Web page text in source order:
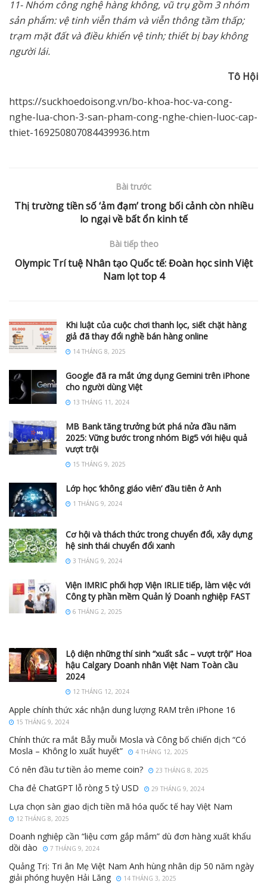
11- Nhóm công nghệhàng không, vũ trụgồm 3 nhóm
sản phẩm: vệtinh viễn thám và viễn thông tầm thấp;
trạm mặt đất và điều khiển vệtinh; thiết bịbay không
người lái.
Tô Hội
https://suckhoedoisong.vn/bo-khoa-hoc-va-cong-
nghe-lua-chon-3-san-pham-cong-nghe-chien-luoc-cap-
thiet-169250807084439936.htm
Bài trước
Thị trường tiền số ‘ảm đạm’ trong bối cảnh còn nhiều
lo ngại về bất ổn kinh tế
Bài tiếp theo
Olympic Trí tuệ Nhân tạo Quốc tế: Đoàn học sinh Việt
Nam lọt top 4
Khi luật của cuộc chơi thanh lọc, siết chặt hàng
giả đã thay đổi nghề bán hàng online
14 THÁNG 8, 2025
Google đã ra mắt ứng dụng Gemini trên iPhone
cho người dùng Việt
13 THÁNG 11, 2024
MB Bank tăng trưởng bứt phá nửa đầu năm
2025: Vững bước trong nhóm Big5 với hiệu quả
vượt trội
15 THÁNG 9, 2025
Lớp học ‘không giáo viên’ đầu tiên ở Anh
1 THÁNG 9, 2024
Cơ hội và thách thức trong chuyển đổi, xây dựng
hệ sinh thái chuyển đổi xanh
3 THÁNG 9, 2024
Viện IMRIC phối hợp Viện IRLIE tiếp, làm việc với
Công ty phần mềm Quản lý Doanh nghiệp FAST
6 THÁNG 2, 2025
Lộ diện những thí sinh “xuất sắc – vượt trội” Hoa
hậu Calgary Doanh nhân Việt Nam Toàn cầu
2024
12 THÁNG 12, 2024
Apple chính thức xác nhận dung lượng RAM trên iPhone 16
15 THÁNG 9, 2024
Chính thức ra mắt Bẫy muỗi Mosla và Công bố chiến dịch “Có
Mosla – Không lo xuất huyết”
4 THÁNG 12, 2025
Có nên đầu tư tiền ảo meme coin? 23 THÁNG 8, 2025
Cha đẻ ChatGPT lỗ ròng 5 tỷ USD 29 THÁNG 9, 2024
Lựa chọn sàn giao dịch tiền mã hóa quốc tế hay Việt Nam
12 THÁNG 8, 2025
Doanh nghiệp cần “liệu cơm gắp mắm” dù đơn hàng xuất khẩu
dồi dào
7 THÁNG 9, 2024
Quảng Trị: Tri ân Mẹ Việt Nam Anh hùng nhân dịp 50 năm ngày
giải phóng huyện Hải Lăng
14 THÁNG 3, 2025